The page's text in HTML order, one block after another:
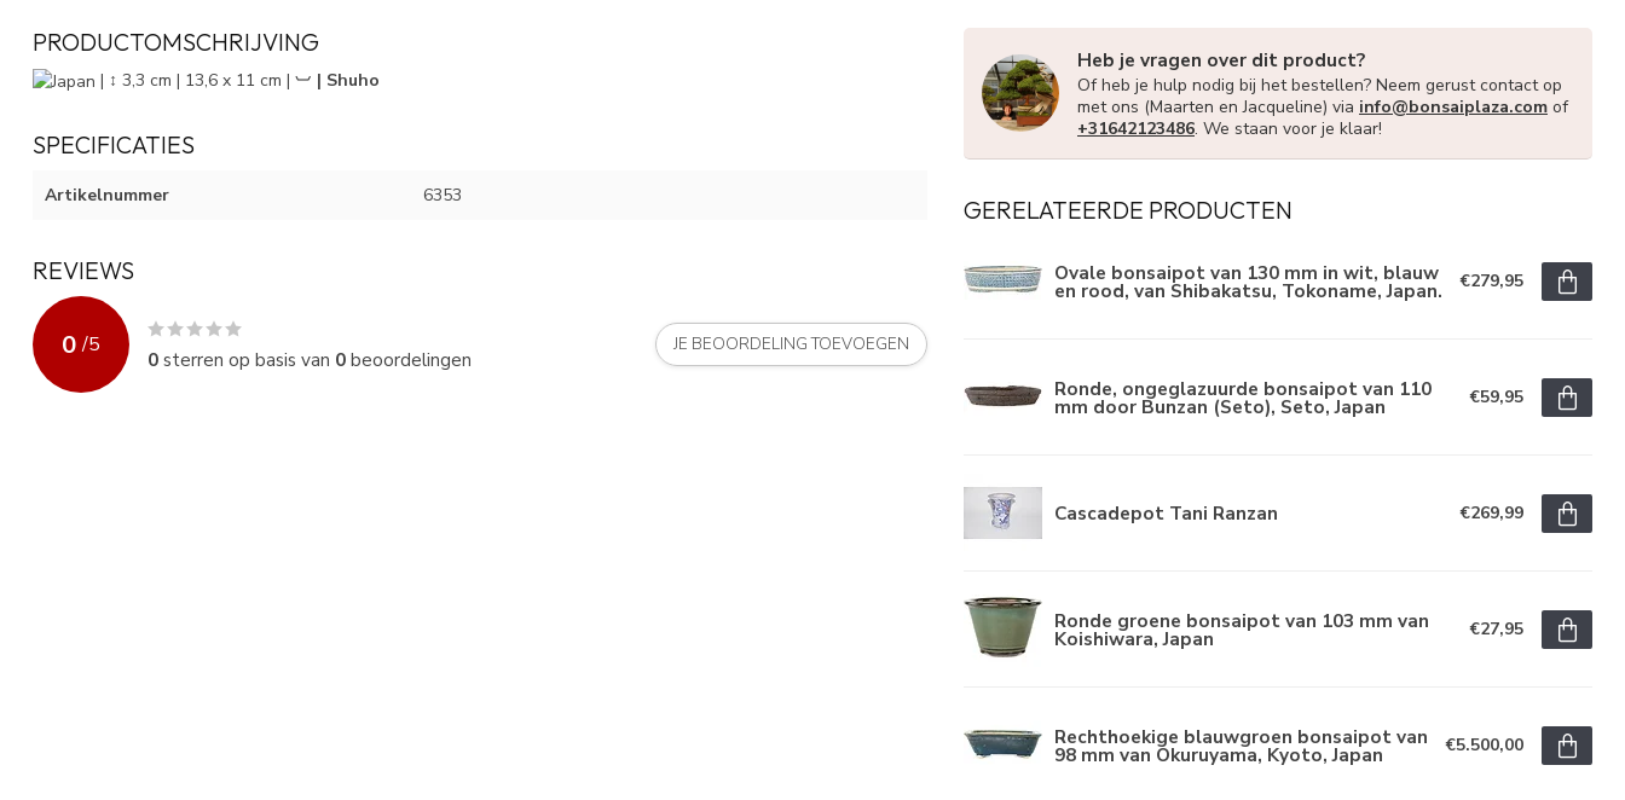
PRODUCTOMSCHRIJVING
| ↕ 3,3 cm | 13,6 x 11 cm | ︺ | Shuho
SPECIFICATIES
Artikelnummer 6353
REVIEWS
0 /5
0sterren op basis van 0beoordelingen
JE BEOORDELING TOEVOEGEN
Heb je vragen over dit product?
Of heb je hulp nodig bij het bestellen? Neem gerust contact op
met ons (Maarten en Jacqueline) via info@bonsaiplaza.com of
+31642123486. We staan voor je klaar!
GERELATEERDE PRODUCTEN
Ovale bonsaipot van 130 mm in wit, blauw
en rood, van Shibakatsu, Tokoname, Japan. €279,95
Ronde, ongeglazuurde bonsaipot van 110
mm door Bunzan (Seto), Seto, Japan €59,95
Cascadepot Tani Ranzan €269,99
Ronde groene bonsaipot van 103 mm van
Koishiwara, Japan €27,95
Rechthoekige blauwgroen bonsaipot van
98 mm van Okuruyama, Kyoto, Japan €5.500,00